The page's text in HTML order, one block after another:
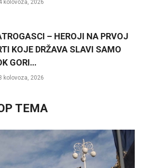
kolovoza, 2026
– HEROJI NA PRVOJ
KOJE DRŽAVA SLAVI SAMO
GORI…
kolovoza, 2026
TEMA